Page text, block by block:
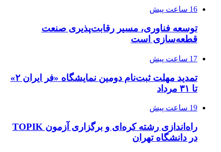
16 ساعت پیش
توسعه فناوری، مسیر رقابت‌پذیری صنعت
قطعه‌سازی است
17 ساعت پیش
تمدید مهلت ثبت‌نام دومین نمایشگاه «فر ایران ۲»
تا ۳۱ مرداد
19 ساعت پیش
راه‌اندازی رشته کره‌ای و برگزاری آزمون TOPIK
در دانشگاه تهران